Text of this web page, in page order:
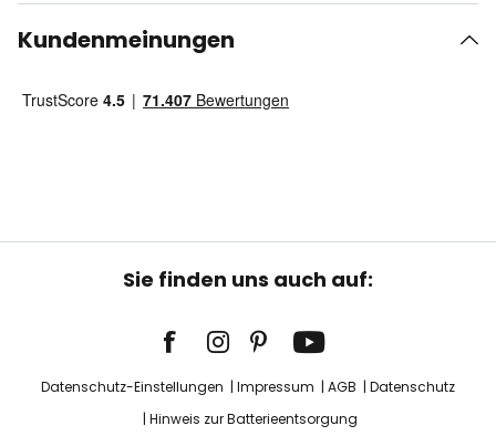
Kundenmeinungen
Sie finden uns auch auf:
Datenschutz-Einstellungen Impressum AGB
Datenschutz
Hinweis zur Batterieentsorgung